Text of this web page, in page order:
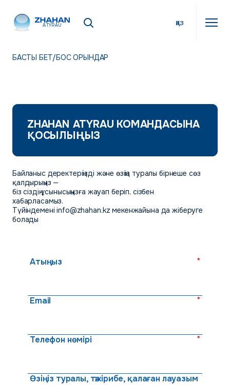
ATYRAU қаз
БАСТЫ БЕТ/БОС ОРЫНДАР
ZHAHAN ATYRAU КОМАНДАСЫНА
ҚОСЫЛЫҢЫЗ
Байланыс деректеріңізді және өзіңіз туралы бірнеше сөз
қалдырыңыз —
біз сіздің ұсынысыңызға жауап беріп, сізбен
хабарласамыз.
Түйіндемені info@zhahan.kz мекенжайына да жіберуге
болады
Атыңыз *
Email *
Телефон нөмірі *
Өзіңіз туралы, тәжірибе, қалаған лауазым